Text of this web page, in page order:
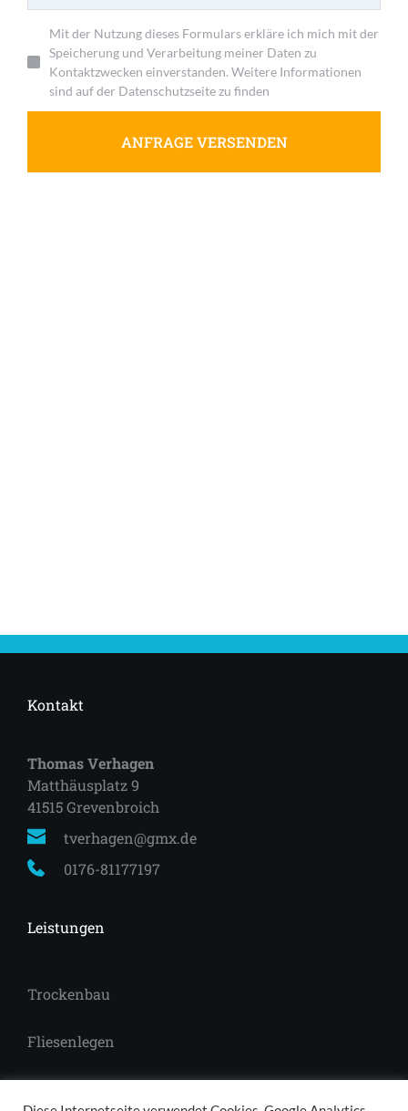
Mit der Nutzung dieses Formulars erkläre ich mich mit der
Speicherung und Verarbeitung meiner Daten zu
Kontaktzwecken einverstanden. Weitere Informationen
sind auf der Datenschutzseite zu finden
ANFRAGE VERSENDEN
Kontakt
Thomas Verhagen
Matthäusplatz 9
41515 Grevenbroich
tverhagen@gmx.de
0176-81177197
Leistungen
Trockenbau
Fliesenlegen